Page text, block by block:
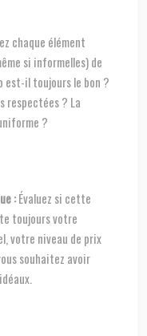
chaque élément
si informelles) de
il toujours le bon ?
respectées ? La
?
:Évaluez si cette
toujours votre
votre niveau de prix
souhaitez avoir